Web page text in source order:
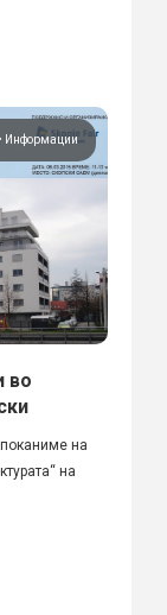
• Информации
во
на
на